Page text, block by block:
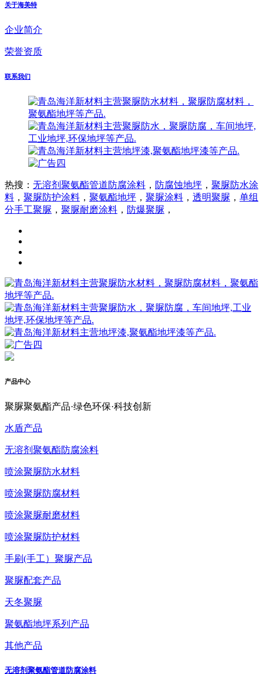
关于海美特
企业简介
荣誉资质
联系我们
热搜： 无溶剂聚氨酯管道防腐涂料 ， 防腐蚀地坪 ， 聚脲防水涂
料 ， 聚脲防护涂料 ， 聚氨酯地坪 ， 聚脲涂料 ， 透明聚脲 ， 单组
分手工聚脲 ， 聚脲耐磨涂料 ， 防爆聚脲 ，
产品中心
聚脲聚氨酯产品·绿色环保·科技创新
水盾产品
无溶剂聚氨酯防腐涂料
喷涂聚脲防水材料
喷涂聚脲防腐材料
喷涂聚脲耐磨材料
喷涂聚脲防护材料
手刷(手工）聚脲产品
聚脲配套产品
天冬聚脲
聚氨酯地坪系列产品
其他产品
无溶剂聚氨酯管道防腐涂料